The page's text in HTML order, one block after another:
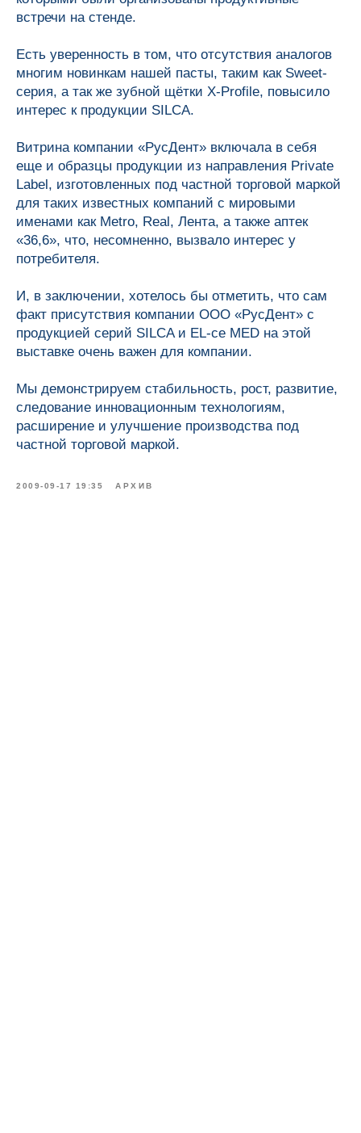
встречи на стенде.
Есть уверенность в том, что отсутствия аналогов
многим новинкам нашей пасты, таким как Sweet-
серия, а так же зубной щётки X-Profile, повысило
интерес к продукции SILCA.
Витрина компании «РусДент» включала в себя
еще и образцы продукции из направления Private
Label, изготовленных под частной торговой маркой
для таких известных компаний с мировыми
именами как Metro, Real, Лента, а также аптек
«36,6», что, несомненно, вызвало интерес у
потребителя.
И, в заключении, хотелось бы отметить, что сам
факт присутствия компании ООО «РусДент» с
продукцией серий SILCA и EL-ce MED на этой
выставке очень важен для компании.
Мы демонстрируем стабильность, рост, развитие,
следование инновационным технологиям,
расширение и улучшение производства под
частной торговой маркой.
2009-09-17 19:35 АРХИВ
Контрактное производство
Тел.: 8 (495) 565-70-77
Тел.: 8 (499) 704-00-67
e-mail: info@rus-dent.ru
Конкурсы
Помогаем вместе
Наши новинки
Присоединяйтесь
Разработка
Продукция
О нас
Контакты
Ответы на вопросы